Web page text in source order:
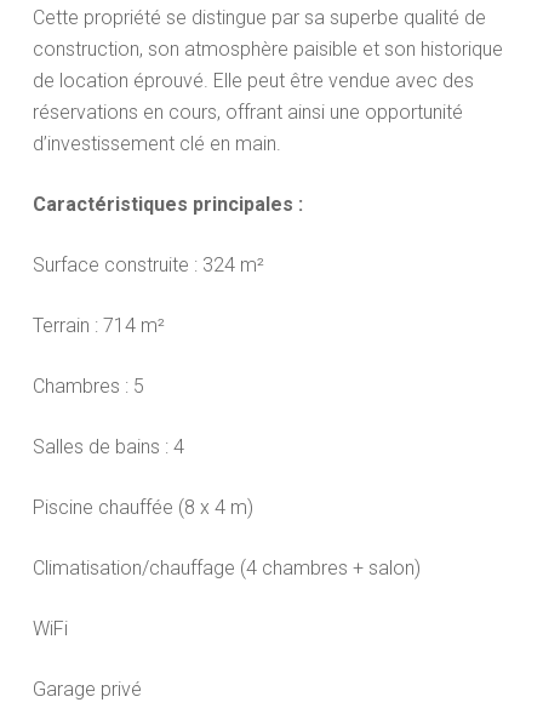
Cette propriété se distingue par sa superbe qualité de
construction, son atmosphère paisible et son historique
de location éprouvé. Elle peut être vendue avec des
réservations en cours, offrant ainsi une opportunité
d’investissement clé en main.
Caractéristiques principales :
Surface construite : 324 m²
Terrain : 714 m²
Chambres : 5
Salles de bains : 4
Piscine chauffée (8 x 4 m)
Climatisation/chauffage (4 chambres + salon)
WiFi
Garage privé